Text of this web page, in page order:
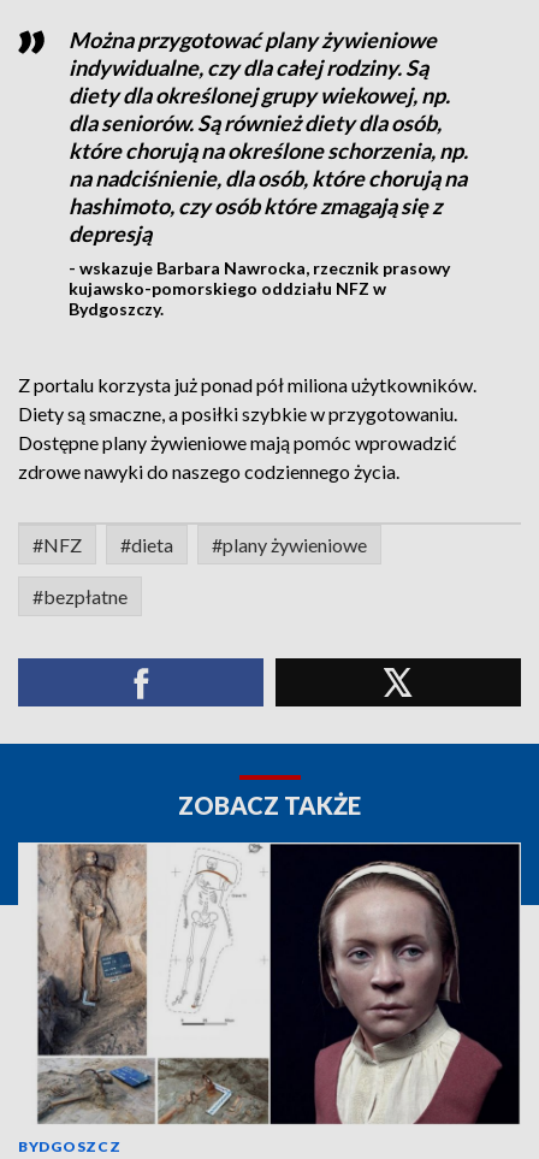
Można przygotować plany żywieniowe
indywidualne, czy dla całej rodziny. Są
diety dla określonej grupy wiekowej, np.
dla seniorów. Są również diety dla osób,
które chorują na określone schorzenia, np.
na nadciśnienie, dla osób, które chorują na
hashimoto, czy osób które zmagają się z
depresją
- wskazuje Barbara Nawrocka, rzecznik prasowy
kujawsko-pomorskiego oddziału NFZ w
Bydgoszczy.
Z portalu korzysta już ponad pół miliona użytkowników.
Diety są smaczne, a posiłki szybkie w przygotowaniu.
Dostępne plany żywieniowe mają pomóc wprowadzić
zdrowe nawyki do naszego codziennego życia.
#NFZ #dieta #plany żywieniowe
#bezpłatne
ZOBACZ TAKŻE
BYDGOSZCZ